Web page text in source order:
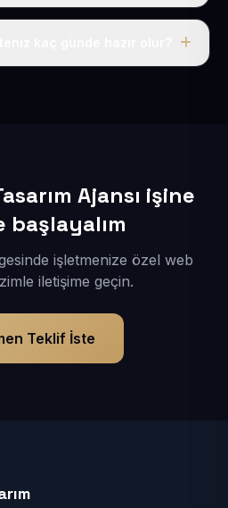
50 USD + KDV. Bu bedele alan
Ajansı işine
başlayalım
işletmenize özel web
iletişime geçin.
Teklif İste